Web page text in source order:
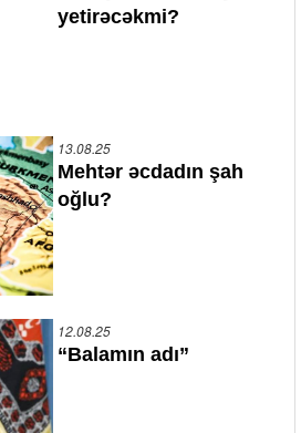
yetirəcəkmi?
13.08.25
Mehtər əcdadın şah
oğlu?
12.08.25
“Balamın adı”